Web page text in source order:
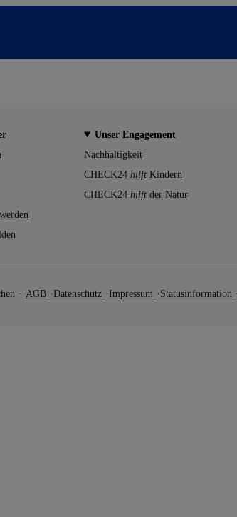
Unser Engagement
Nachhaltigkeit
CHECK24 hilft Kindern
CHECK24 hilft der Natur
AGB Datenschutz Impressum Statusinformation